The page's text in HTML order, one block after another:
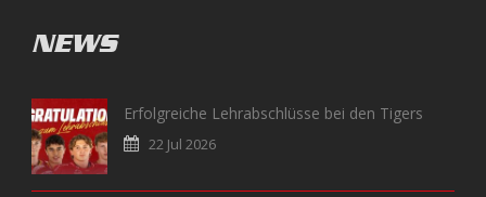
NEWS
Erfolgreiche Lehrabschlüsse bei den Tigers
22 Jul 2026